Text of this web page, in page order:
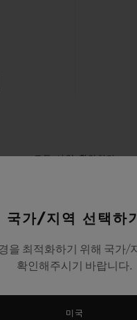
모든 사양 확인하기
국가/지역 선택하기
을 최적화하기 위해 국가/
확인해주시기 바랍니다.
미국